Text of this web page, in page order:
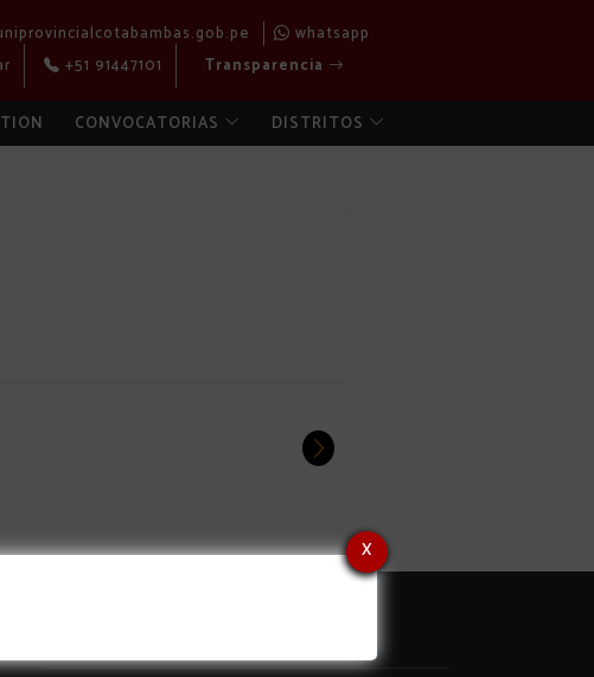
whatsapp
+51 91447101 Transparencia
CONVOCATORIAS DISTRITOS
x